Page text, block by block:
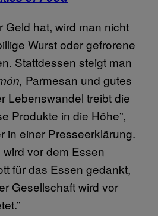
Geld hat, wird man nicht
Wurst oder gefrorene
Stattdessen steigt man
Parmesan und gutes
Lebenswandel treibt die
Produkte in die Höhe”,
in einer Presseerklärung.
wird vor dem Essen
für das Essen gedankt,
Gesellschaft wird vor